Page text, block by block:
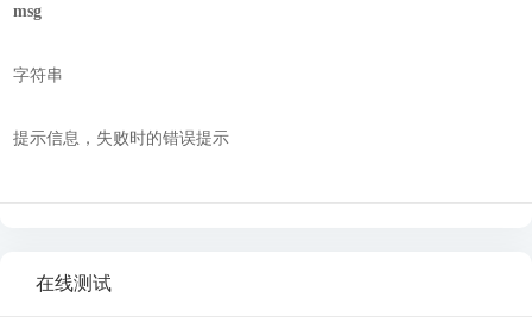
msg
字符串
提示信息，失败时的错误提示
在线测试